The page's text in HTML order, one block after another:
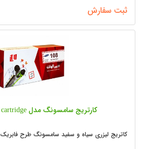
ثبت سفارش
کارتریج سامسونگ مدل Samsung 108 cartridge
کاتریج لیزری سیاه و سفید سامسونگ طرح فابریک